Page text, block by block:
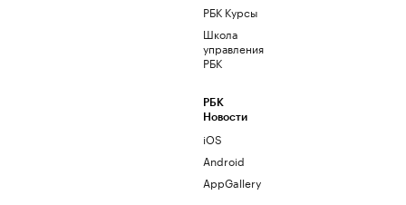
РБК Курсы
Школа
управления
РБК
РБК
Новости
iOS
Android
AppGallery